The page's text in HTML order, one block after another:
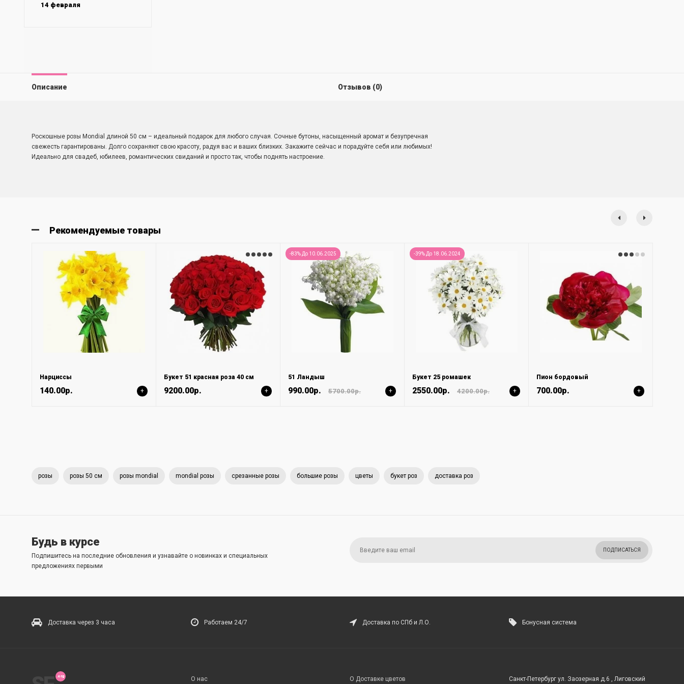
14 февраля
Описание Отзывов (0)
Роскошные розы Mondial длиной 50 см – идеальный подарок для любого случая. Сочные бутоны, насыщенный аромат и безупречная
свежесть гарантированы. Долго сохраняют свою красоту, радуя вас и ваших близких. Закажите сейчас и порадуйте себя или любимых!
Идеально для свадеб, юбилеев, романтических свиданий и просто так, чтобы поднять настроение.
Рекомендуемые товары
Нарциссы
140.00р. +
Букет 51 красная роза 40 см
9200.00р. +
-83% До 10.06.2025
51 Ландыш
990.00р. 5700.00р. +
-39% До 18.06.2024
Букет 25 ромашек
2550.00р. 4200.00р. +
Пион бордовый
700.00р. +
розы розы 50 см розы mondial mondial розы срезанные розы большие розы цветы букет роз доставка роз
Будь в курсе
Подпишитесь на последние обновления и узнавайте о новинках и специальных
предложениях первыми
ПОДПИСАТЬСЯ
Доставка через 3 часа Работаем 24/7 Доставка по СПб и Л.О. Бонусная система
О нас О Доставке цветов Санкт-Петербург ул. Заозерная д.6 , Лиговский